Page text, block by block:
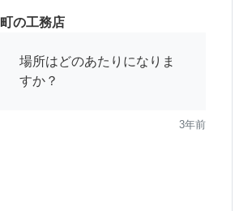
町の工務店
場所はどのあたりになりま
すか？
3年前